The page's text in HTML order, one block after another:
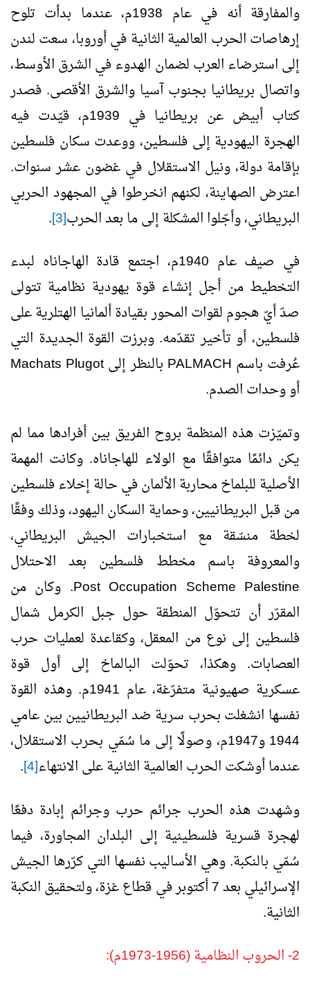
والمفارقة أنه في عام 1938م، عندما بدأت تلوح
إرهاصات الحرب العالمية الثانية في أوروبا، سعت لندن
إلى استرضاء العرب لضمان الهدوء في الشرق الأوسط،
واتصال بريطانيا بجنوب آسيا والشرق الأقصى. فصدر
كتاب أبيض عن بريطانيا في 1939م، قيّدت فيه
الهجرة اليهودية إلى فلسطين، ووعدت سكان فلسطين
بإقامة دولة، ونيل الاستقلال في غضون عشر سنوات.
اعترض الصهاينة، لكنهم انخرطوا في المجهود الحربي
البريطاني، وأجّلوا المشكلة إلى ما بعد الحرب[3]
.
في صيف عام 1940م، اجتمع قادة الهاجاناه لبدء
التخطيط من أجل إنشاء قوة يهودية نظامية تتولى
صدّ أيّ هجوم لقوات المحور بقيادة ألمانيا الهتلرية على
فلسطين، أو تأخير تقدّمه. وبرزت القوة الجديدة التي
عُرفت باسم PALMACH بالنظر إلىPlugot
Machats
أو وحدات الصدم.
وتميّزت هذه المنظمة بروح الفريق بين أفرادها مما لم
يكن دائمًا متوافقًا مع الولاء للهاجاناه. وكانت المهمة
الأصلية للبلماخ محاربة الألمان في حالة إخلاء فلسطين
من قبل البريطانيين، وحماية السكان اليهود، وذلك وفقًا
لخطة منسّقة مع استخبارات الجيش البريطاني،
والمعروفة باسم مخطط فلسطين بعد الاحتلال
Palestine
Post Occupation Scheme. وكان من
المقرّر أن تتحوّل المنطقة حول جبل الكرمل شمال
فلسطين إلى نوع من المعقل، وكقاعدة لعمليات حرب
العصابات. وهكذا، تحوّلت البالماخ إلى أول قوة
عسكرية صهيونية متفرّغة، عام 1941م. وهذه القوة
نفسها انشغلت بحرب سرية ضد البريطانيين بين عامي
1944 و1947م، وصولًا إلى ما سُمّي بحرب الاستقلال،
عندما أوشكت الحرب العالمية الثانية على الانتهاء[4]
.
وشهدت هذه الحرب جرائم حرب وجرائم إبادة دفعًا
لهجرة قسرية فلسطينية إلى البلدان المجاورة، فيما
سُمّي بالنكبة. وهي الأساليب نفسها التي كرّرها الجيش
الإسرائيلي بعد 7 أكتوبر في قطاع غزة، ولتحقيق النكبة
الثانية.
2- الحروب النظامية (1956-1973م):